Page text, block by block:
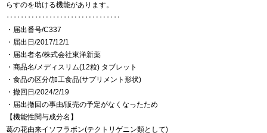
らすのを助ける機能があります。
‥‥‥‥‥‥‥‥‥‥‥‥‥‥‥‥
・届出番号/C337
・届出日/2017/12/1
・届出者名/株式会社東洋新薬
・商品名/メディスリム(12粒) タブレット
・食品の区分/加工食品(サプリメント形状)
・撤回日/2024/2/19
・届出撤回の事由/販売の予定がなくなったため
【機能性関与成分名】
葛の花由来イソフラボン(テクトリゲニン類として)